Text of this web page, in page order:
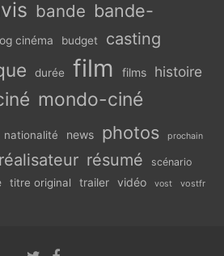
bande bande-
cinéma budget casting
durée film films histoire
mondo-ciné
nationalité news photos prochain
réalisateur résumé scénario
titre original trailer vidéo vost vostfr